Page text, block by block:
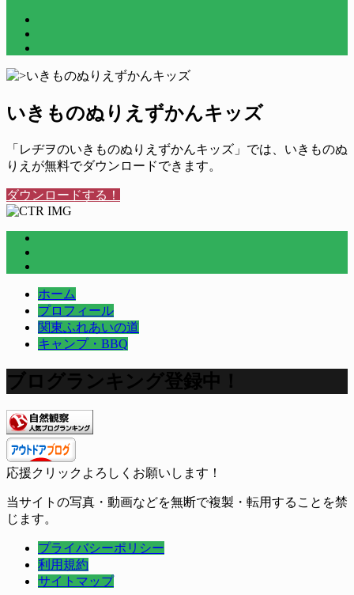
いきものぬりえずかんキッズ
「レヂヲのいきものぬりえずかんキッズ」では、いきものぬ
りえが無料でダウンロードできます。
ダウンロードする！
ホーム
プロフィール
関東ふれあいの道
キャンプ・BBQ
ブログランキング登録中！
応援クリックよろしくお願いします！
当サイトの写真・動画などを無断で複製・転用することを禁
じます。
プライバシーポリシー
利用規約
サイトマップ